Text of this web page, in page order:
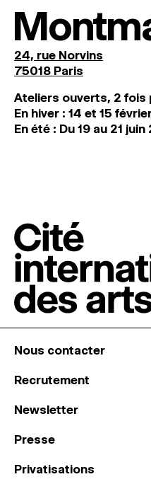
24, rue Norvins
75018 Paris
Ateliers ouverts, 2 fois
En hiver : 14 et 15
En été : Du 19 au 21
Nous contacter
Recrutement
Newsletter
Presse
Privatisations